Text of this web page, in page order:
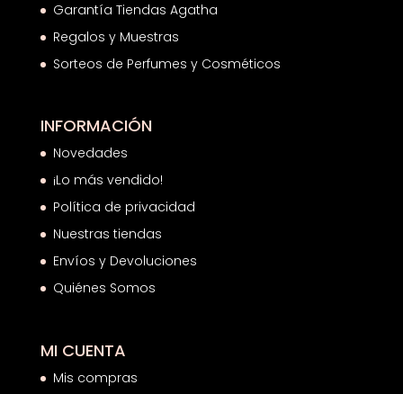
Garantía Tiendas Agatha
Regalos y Muestras
Sorteos de Perfumes y Cosméticos
INFORMACIÓN
Novedades
¡Lo más vendido!
Política de privacidad
Nuestras tiendas
Envíos y Devoluciones
Quiénes Somos
MI CUENTA
Mis compras